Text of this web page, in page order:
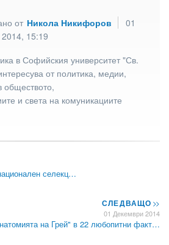
от Никола Никифоров
01
15:19
в Софийския университет "Св.
от политика, медии,
обществото,
и света на комуникациите
селекц…
СЛЕДВАЩО>>
01 Декември 2014
на Грей" в 22 любопитни факт…